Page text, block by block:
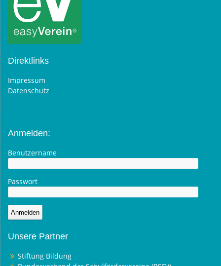
Direktlinks
Impressum
Datenschutz
Anmelden:
Benutzername
Passwort
Unsere Partner
Stiftung Bildung